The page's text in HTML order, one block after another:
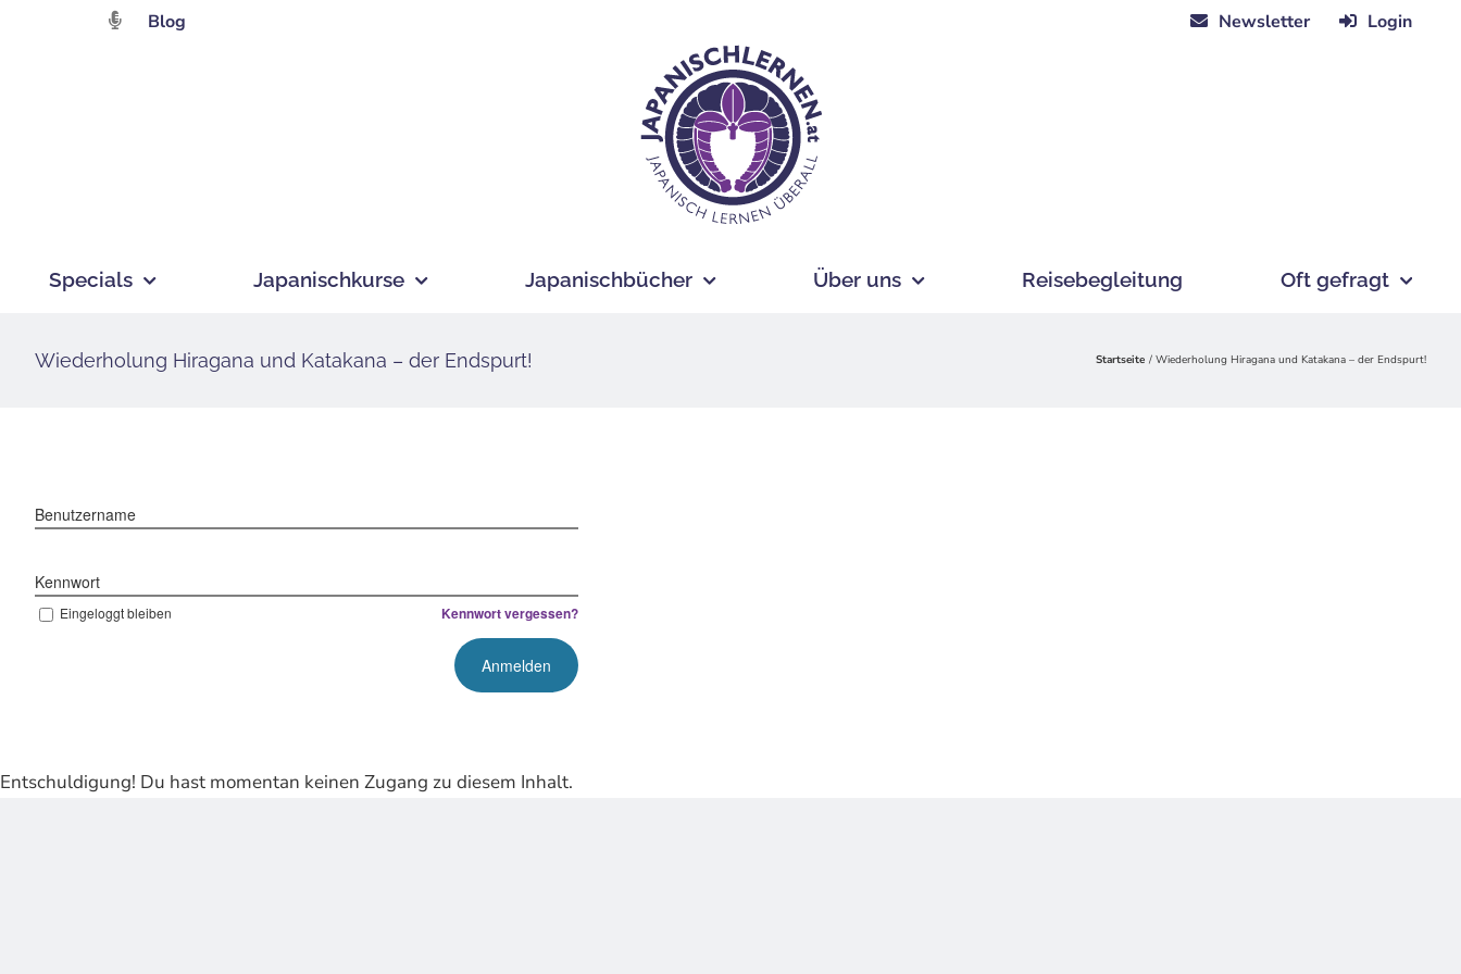
Blog Newsletter Login
Specials Japanischkurse Japanischbücher Über uns Reisebegleitung Oft gefragt
Wiederholung Hiragana und Katakana – der Endspurt! Startseite Wiederholung Hiragana und Katakana – der Endspurt!
Benutzername
Kennwort
Eingeloggt bleiben Kennwort vergessen?
Entschuldigung! Du hast momentan keinen Zugang zu diesem Inhalt.